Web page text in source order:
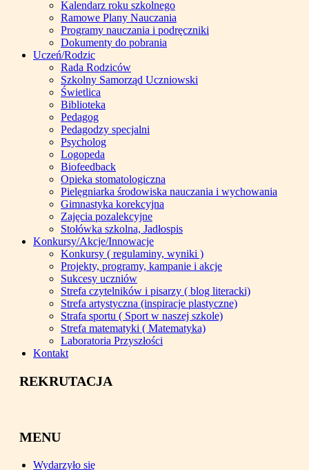
Kalendarz roku szkolnego
Ramowe Plany Nauczania
Programy nauczania i podręczniki
Dokumenty do pobrania
Uczeń/Rodzic
Rada Rodziców
Szkolny Samorząd Uczniowski
Świetlica
Biblioteka
Pedagog
Pedagodzy specjalni
Psycholog
Logopeda
Biofeedback
Opieka stomatologiczna
Pielęgniarka środowiska nauczania i wychowania
Gimnastyka korekcyjna
Zajęcia pozalekcyjne
Stołówka szkolna, Jadłospis
Konkursy/Akcje/Innowacje
Konkursy ( regulaminy, wyniki )
Projekty, programy, kampanie i akcje
Sukcesy uczniów
Strefa czytelników i pisarzy ( blog literacki)
Strefa artystyczna (inspiracje plastyczne)
Strafa sportu ( Sport w naszej szkole)
Strefa matematyki ( Matematyka)
Laboratoria Przyszłości
Kontakt
REKRUTACJA
MENU
Wydarzyło się